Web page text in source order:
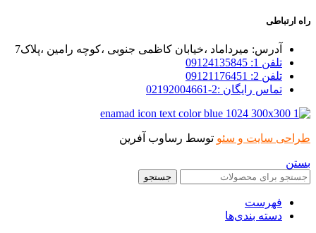
راه ارتباطی
آدرس: میرداماد ،خیابان کاظمی جنوبی ،کوچه رامین ،پلاک7
تلفن 1: 09124135845
تلفن 2: 09121176451
تماس رایگان :2-02192004661
طراحی سایت و سئو توسط رساوب آفرین
بستن
جستجو
فهرست
دسته بندی‌ها